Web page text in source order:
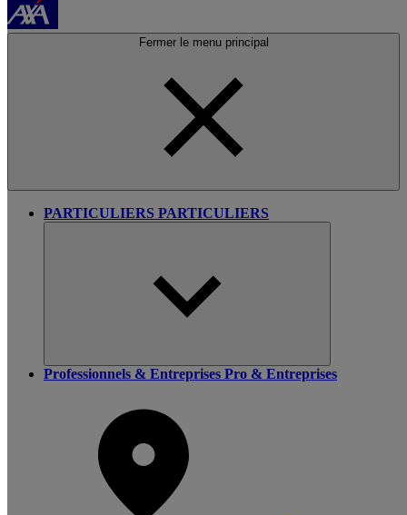
Fermer le menu principal
PARTICULIERS PARTICULIERS
Professionnels & Entreprises Pro & Entreprises